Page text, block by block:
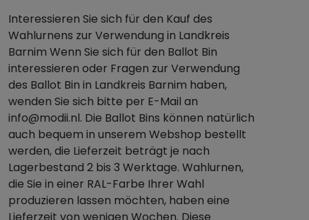
Interessieren Sie sich für den Kauf des
Wahlurnens zur Verwendung in Landkreis
Barnim Wenn Sie sich für den Ballot Bin
interessieren oder Fragen zur Verwendung
des Ballot Bin in Landkreis Barnim haben,
wenden Sie sich bitte per E-Mail an
info@modii.nl. Die Ballot Bins können natürlich
auch bequem in unserem Webshop bestellt
werden, die Lieferzeit beträgt je nach
Lagerbestand 2 bis 3 Werktage. Wahlurnen,
die Sie in einer RAL-Farbe Ihrer Wahl
produzieren lassen möchten, haben eine